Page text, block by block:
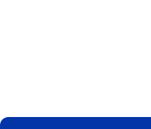
FOOTER